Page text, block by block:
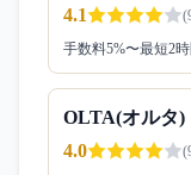
4.1
(
手数料5%〜最短2時
OLTA(オルタ)
4.0
(